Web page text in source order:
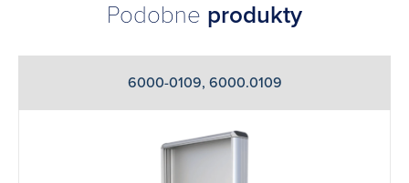
Podobne produkty
6000-0109, 6000.0109